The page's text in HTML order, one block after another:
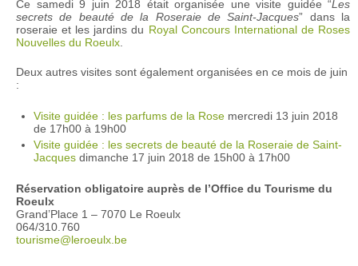
Ce samedi 9 juin 2018 était organisée une visite guidée “Les
secrets de beauté de la Roseraie de Saint-Jacques” dans la
roseraie et les jardins du Royal Concours International de Roses
Nouvelles du Roeulx
Deux autres visites sont également organisées en ce mois de juin
:
Visite guidée : les parfums de la Rose mercredi 13 juin 2018
de 17h00 à 19h00
Visite guidée : les secrets de beauté de la Roseraie de Saint-
Jacques dimanche 17 juin 2018 de 15h00 à 17h00
Réservation obligatoire auprès de l’Office du Tourisme du
Roeulx
Grand’Place 1 – 7070 Le Roeulx
064/310.760
tourisme@leroeulx.be